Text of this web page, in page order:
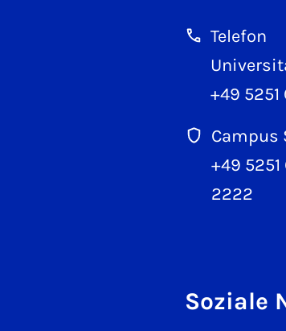
Telefon
+49
Campus
+49
2222
Soziale